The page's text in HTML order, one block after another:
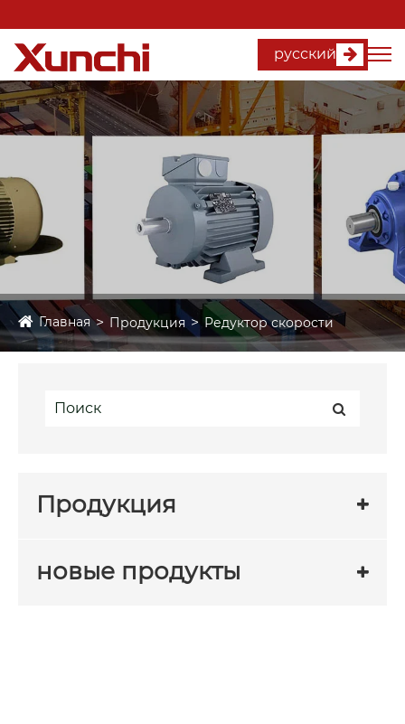
русский
Главная Продукция Редуктор скорости
Продукция
новые продукты